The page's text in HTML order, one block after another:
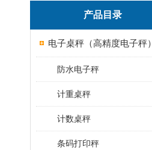
产品目录
电子桌秤（高精度电子秤）
防水电子秤
计重桌秤
计数桌秤
条码打印秤